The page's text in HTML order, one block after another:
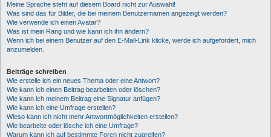
Meine Sprache steht auf diesem Board nicht zur Auswahl!
Was sind das für Bilder, die bei meinem Benutzernamen angezeigt werden?
Wie verwende ich einen Avatar?
Was ist mein Rang und wie kann ich ihn ändern?
Wenn ich bei einem Benutzer auf den E-Mail-Link klicke, werde ich aufgefordert, mich
anzumelden.
Beiträge schreiben
Wie erstelle ich ein neues Thema oder eine Antwort?
Wie kann ich einen Beitrag bearbeiten oder löschen?
Wie kann ich meinem Beitrag eine Signatur anfügen?
Wie kann ich eine Umfrage erstellen?
Wieso kann ich nicht mehr Antwortmöglichkeiten erstellen?
Wie bearbeite oder lösche ich eine Umfrage?
Warum kann ich auf bestimmte Foren nicht zugreifen?